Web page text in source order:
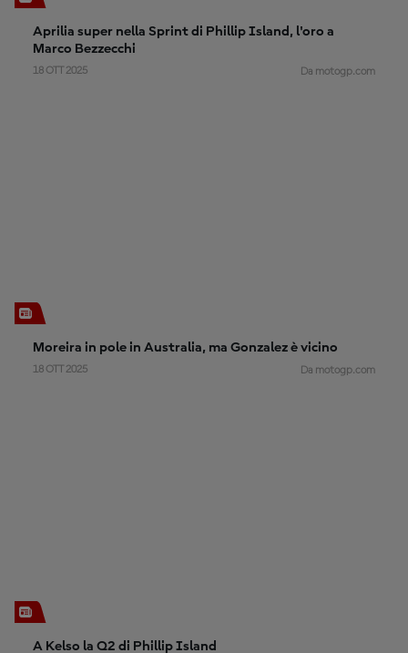
Aprilia super nella Sprint di Phillip Island, l'oro a
Marco Bezzecchi
18 OTT 2025 Da motogp.com
Moreira in pole in Australia, ma Gonzalez è vicino
18 OTT 2025 Da motogp.com
A Kelso la Q2 di Phillip Island